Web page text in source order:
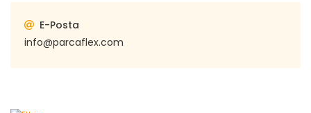
E-Posta
info@parcaflex.com